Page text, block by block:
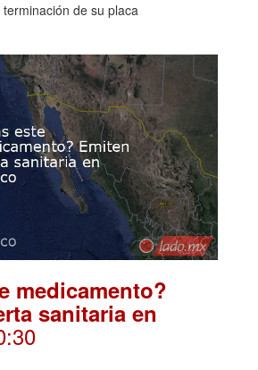
de su placa
medicamento?
sanitaria en